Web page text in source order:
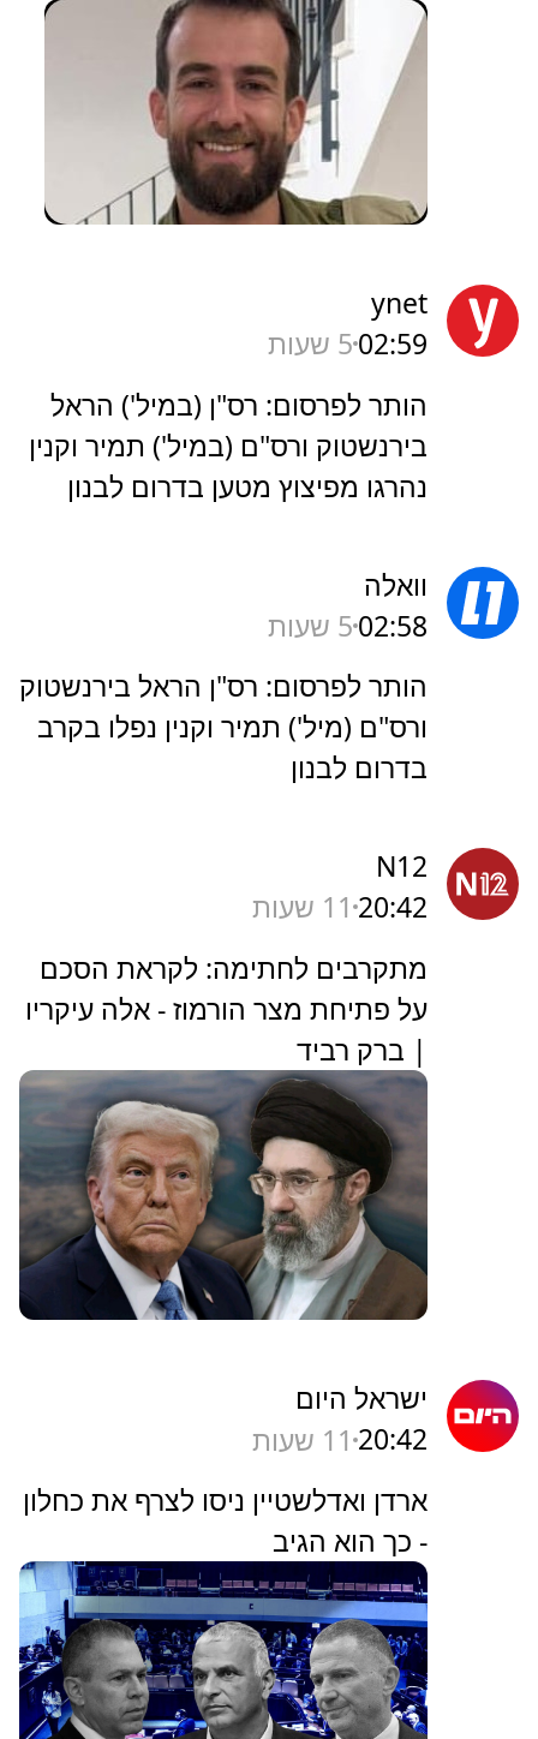
ynet
02:595 שעות
הותר לפרסום: רס"ן (במיל') הראל
בירנשטוק ורס"ם (במיל') תמיר וקנין
נהרגו מפיצוץ מטען בדרום לבנון
וואלה
02:585 שעות
הותר לפרסום: רס"ן הראל בירנשטוק
ורס"ם (מיל') תמיר וקנין נפלו בקרב
בדרום לבנון
N12
20:42 11 שעות
מתקרבים לחתימה: לקראת הסכם
על פתיחת מצר הורמוז - אלה עיקריו
| ברק רביד
ישראל היום
20:42 11 שעות
ארדן ואדלשטיין ניסו לצרף את כחלון
- כך הוא הגיב